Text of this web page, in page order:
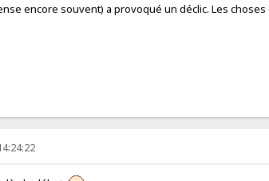
encore souvent) a provoqué un déclic. Les